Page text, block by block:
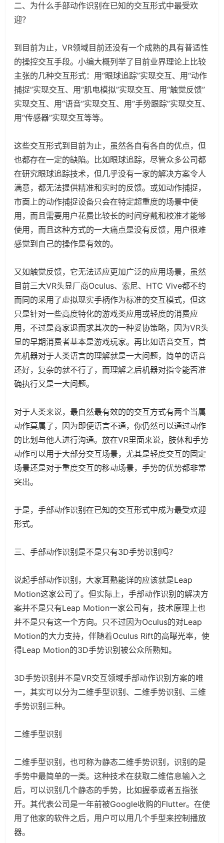
二、为什么手部动作识别在已知的交互形式中最受欢
迎？
到目前为止，VR领域目前还没有一个成熟的具有普适性
的操控交互手段。小编大概列举了目前业界理论上比较
主张的几种交互形式：用“眼球追踪”实现交互、用“动作
捕捉”实现交互、用“肌电模拟”实现交互、用“触觉反馈”
实现交互、用“语音”实现交互、用“手势跟踪”实现交互、
用“传感器”实现交互等等。
这些交互形式到目前为止，虽然各自有各自的优点，但
也都存在一定的缺陷。比如眼球追踪，尽管众多公司都
在研究眼球追踪技术，但几乎没有一家的解决方案令人
满意，都无法提供精准和实时的反馈。或如动作捕捉，
市面上的动作捕捉设备只会在特定超重度的场景中使
用，而且需要用户花费比较长的时间穿戴和校准才能够
使用，而且这种方式的一大痛点是没有反馈，用户很难
感觉到自己的操作是有效的。
又如触觉反馈，它无法适应更加广泛的应用场景，虽然
目前三大VR头显厂商Oculus、索尼、HTC Vive都不约
而同的采用了虚拟现实手柄作为标准的交互模式，但这
只是针对一些高度特化的游戏类应用或轻度的消费应
用，不过是商家退而求其次的一种妥协策略，因为VR头
显的早期消费者基本是游戏玩家。再比如语音交互，首
先机器对于人类语言的理解就是一大问题，简单的语音
还好，复杂的就不行了，而理解之后机器对指令能否准
确执行又是一大问题。
对于人类来说，最自然最有效的的交互方式有两个当属
动作莫属了，因为即便语言不通，你仍然可以通过动作
的比划与他人进行沟通。放在VR里面来说，肢体和手势
动作可以用于大部分交互场景，尤其是轻度交互的固定
场景还是对于重度交互的移动场景，手势的优势都非常
突出。
于是，手部动作识别在已知的交互形式中成为最受欢迎
形式。
三、手部动作识别是不是只有3D手势识别吗？
说起手部动作识别，大家耳熟能详的应该就是Leap
Motion这家公司了。但实际上，手部动作识别的解决方
案并不是只有Leap Motion一家公司有，技术原理上也
并不是只有这一个方向。只不过因为Oculus的对Leap
Motion的大力支持，伴随着Oculus Rift的高曝光率，使
得Leap Motion的3D手势识别被公众所熟知。
3D手势识别并不是VR交互领域手部动作识别方案的唯
一，其实可以分为二维手型识别、二维手势识别、三维
手势识别三种。
二维手型识别
二维手型识别，也可称为静态二维手势识别，识别的是
手势中最简单的一类。这种技术在获取二维信息输入之
后，可以识别几个静态的手势，比如握拳或者五指张
开。其代表公司是一年前被Google收购的Flutter。在使
用了他家的软件之后，用户可以用几个手型来控制播放
器。